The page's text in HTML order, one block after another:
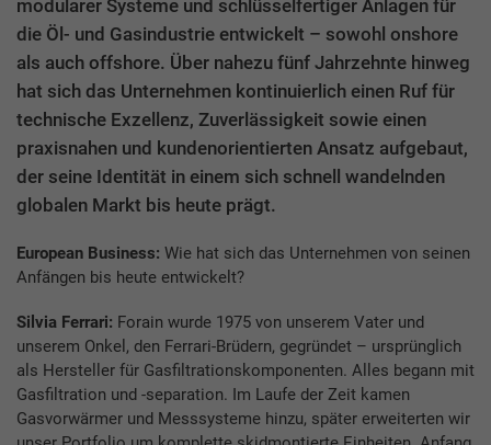
modularer Systeme und schlüsselfertiger Anlagen für
die Öl- und Gasindustrie entwickelt – sowohl onshore
als auch offshore. Über nahezu fünf Jahrzehnte hinweg
hat sich das Unternehmen kontinuierlich einen Ruf für
technische Exzellenz, Zuverlässigkeit sowie einen
praxisnahen und kundenorientierten Ansatz aufgebaut,
der seine Identität in einem sich schnell wandelnden
globalen Markt bis heute prägt.
European Business: Wie hat sich das Unternehmen von seinen
Anfängen bis heute entwickelt?
Silvia Ferrari: Forain wurde 1975 von unserem Vater und
unserem Onkel, den Ferrari-Brüdern, gegründet – ursprünglich
als Hersteller für Gasfiltrationskomponenten. Alles begann mit
Gasfiltration und -separation. Im Laufe der Zeit kamen
Gasvorwärmer und Messsysteme hinzu, später erweiterten wir